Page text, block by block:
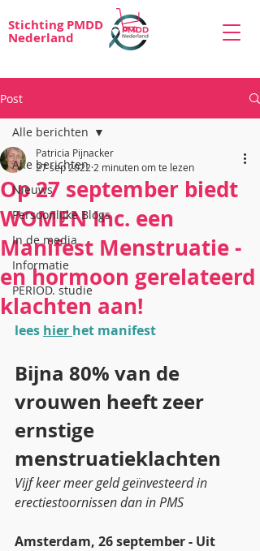
Stichting PMDD
Nederland
Post
Alle berichten
Nieuws
Persoonlijke Blogs
In de media
Informatie
PERIOD. studie
Alle berichten
Op 27 september biedt
WOMEN Inc. een
Manifest Menstruatie -
en hormoon gerelateerd
klachten aan!
Patricia Pijnacker
27 sep 2022 2 minuten om te lezen
lees hier het manifest
Bijna 80% van de
vrouwen heeft zeer
ernstige
menstruatieklachten
Vijf keer meer geld geïnvesteerd in
erectiestoornissen dan in PMS
Amsterdam, 26 september - Uit